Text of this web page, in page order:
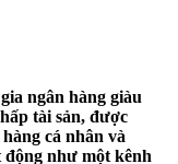
ngân hàng giàu
tài sản, được
cá nhân và
động như một kênh